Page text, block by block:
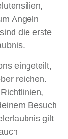
Angeln
die erste
eingeteilt,
reichen.
Besuch
gilt